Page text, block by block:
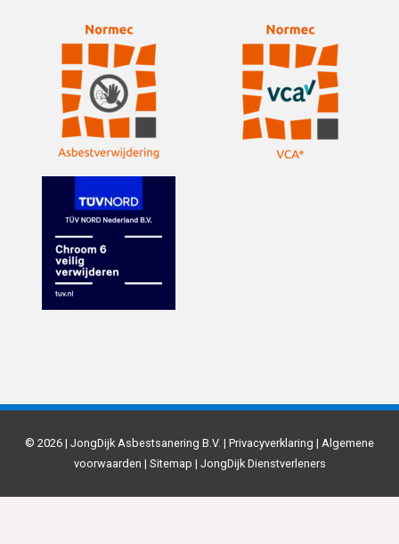
© 2026 | JongDijk Asbestsanering B.V. | Privacyverklaring | Algemene
voorwaarden | Sitemap | JongDijk Dienstverleners